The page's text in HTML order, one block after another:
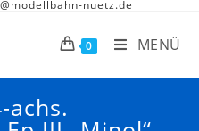
nuetz.de
0 MENÜ
achs.